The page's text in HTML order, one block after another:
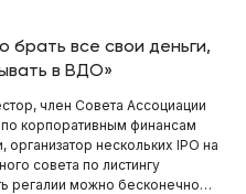
брать все свои деньги,
в ВДО»
член Совета Ассоциации
корпоративным финансам
нескольких IPO на
совета по листингу
регалии можно бесконечно…